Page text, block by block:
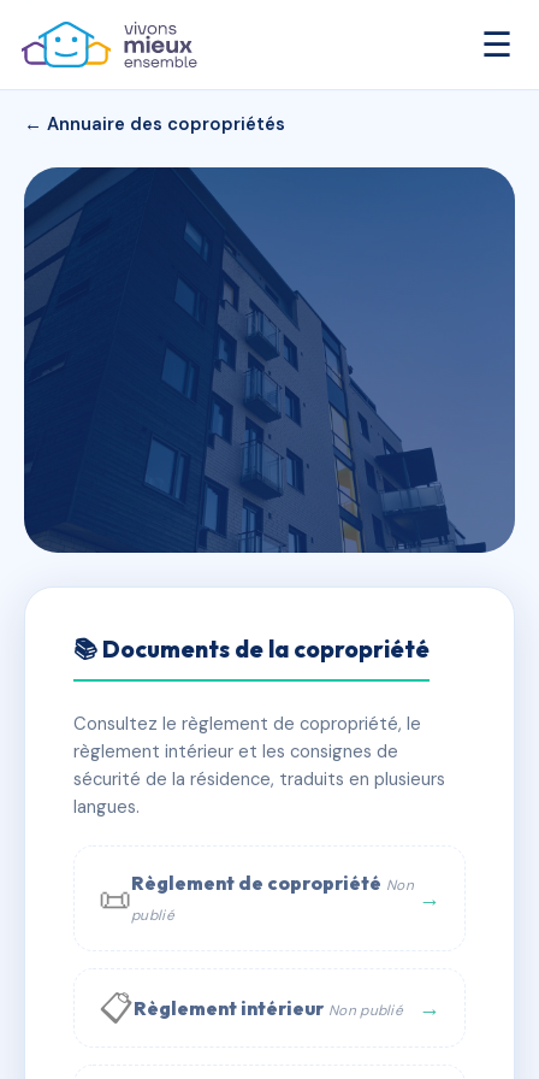
☰
← Annuaire des copropriétés
50 rue carnot
✓ Immatriculée 🏠 3 lots 🏗 1 bâtiment(s)
📞 Contacter Syndic Digital
📚 Documents de la copropriété
Consultez le règlement de copropriété, le
règlement intérieur et les consignes de
sécurité de la résidence, traduits en plusieurs
langues.
📜Règlement de copropriété Non
publié
→
📋Règlement intérieur Non publié →